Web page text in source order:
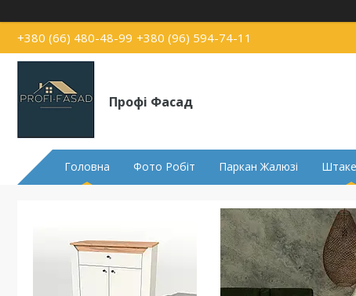
+380 (66) 480-48-99 +380 (96) 594-74-11
Профі Фасад
Головна Фото Робіт Паркан Жалюзі